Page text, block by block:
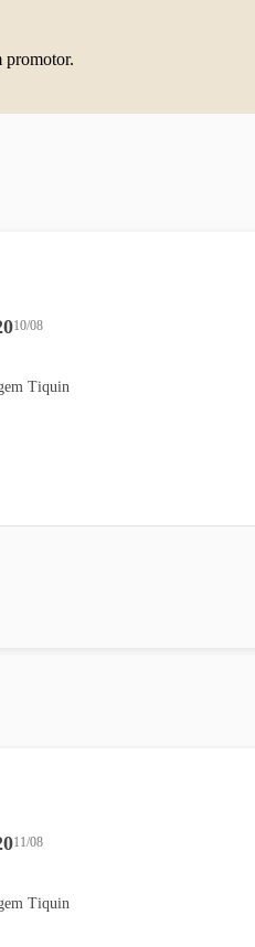
promotor.
10/08
Tiquin
11/08
Tiquin